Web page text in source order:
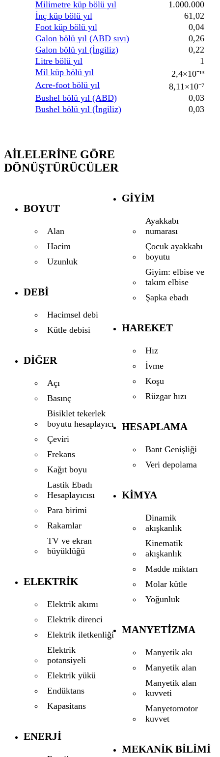
Milimetre küp bölü yıl
1.000.000
İnç küp bölü yıl
61,02
Foot küp bölü yıl
0,04
Galon bölü yıl (ABD sıvı)
0,26
Galon bölü yıl (İngiliz)
0,22
Litre bölü yıl
1
Mil küp bölü yıl
2,4×10⁻¹³
Acre-foot bölü yıl
8,11×10⁻⁷
Bushel bölü yıl (ABD)
0,03
Bushel bölü yıl (İngiliz)
0,03
AILELERINE GÖRE
DÖNÜŞTÜRÜCÜLER
BOYUT
Alan
Hacim
Uzunluk
DEBI
Hacimsel debi
Kütle debisi
DIĞER
Açı
Basınç
Bisiklet tekerlek
boyutu hesaplayıcı
Çeviri
Frekans
Kağıt boyu
Lastik Ebadı
Hesaplayıcısı
Para birimi
Rakamlar
TV ve ekran
büyüklüğü
ELEKTRIK
Elektrik akımı
Elektrik direnci
Elektrik iletkenliği
Elektrik
potansiyeli
Elektrik yükü
Endüktans
Kapasitans
ENERJI
GIYIM
Ayakkabı
numarası
Çocuk ayakkabı
boyutu
Giyim: elbise ve
takım elbise
Şapka ebadı
HAREKET
Hız
İvme
Koşu
Rüzgar hızı
HESAPLAMA
Bant Genişliği
Veri depolama
KIMYA
Dinamik
akışkanlık
Kinematik
akışkanlık
Madde miktarı
Molar kütle
Yoğunluk
MANYETIZMA
Manyetik akı
Manyetik alan
Manyetik alan
kuvveti
Manyetomotor
kuvvet
MEKANIK BILIMI